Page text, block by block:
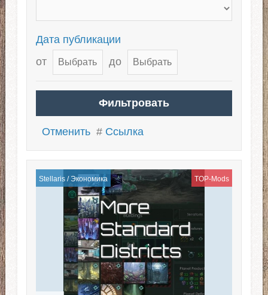
Дата публикации
от
до
Отменить # Ссылка
Stellaris/Экономика TOP-Mods